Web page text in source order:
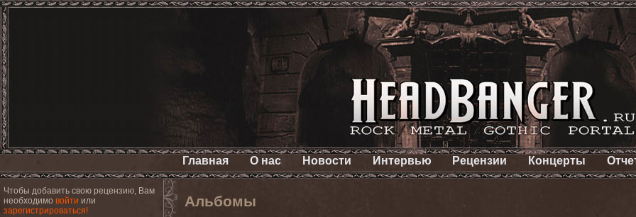
Главная О нас Новости Интервью Рецензии Концерты
Чтобы добавить свою рецензию, Вам
необходимо войти или
зарегистрироваться!
Альбомы